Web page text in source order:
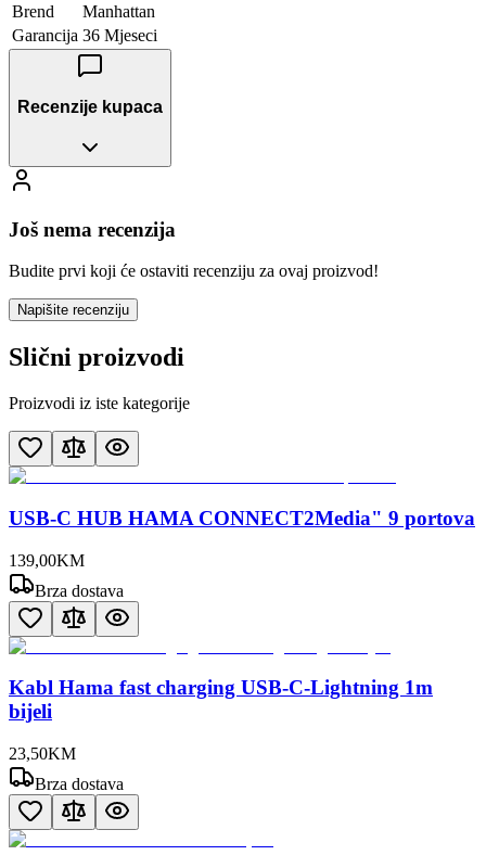
Brend
Manhattan
Garancija 36 Mjeseci
Recenzije kupaca
Još nema recenzija
Budite prvi koji će ostaviti recenziju za ovaj proizvod!
Napišite recenziju
Slični proizvodi
Proizvodi iz iste kategorije
USB-C HUB HAMA CONNECT2Media" 9 portova
139,00KM
Brza dostava
Kabl Hama fast charging USB-C-Lightning 1m
bijeli
23,50KM
Brza dostava